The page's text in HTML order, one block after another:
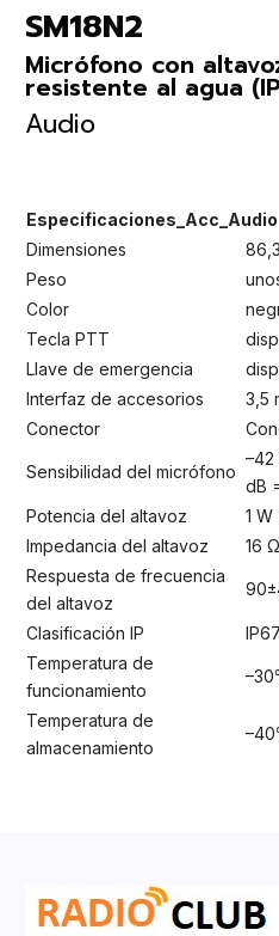
SM18N2
Micrófono con
resistente al agua
Audio
Especificaciones_Acc_Audio
Dimensiones
Peso
Color
Tecla PTT
Llave de emergencia
Interfaz de accesorios
3,5
Conector
Sensibilidad del micrófono
–42
dB
Potencia del altavoz
1
Impedancia del altavoz
16
Respuesta de frecuencia
del altavoz
Clasificación IP
IP67
Temperatura de
funcionamiento
Temperatura de
almacenamiento